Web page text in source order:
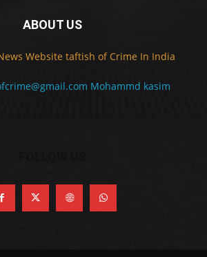
ABOUT US
Website taftish of Crime In India
Mohammd kasim